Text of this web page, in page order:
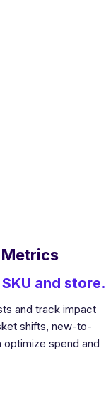
Metrics
and store.
and track impact
shifts, new-to-
optimize spend and